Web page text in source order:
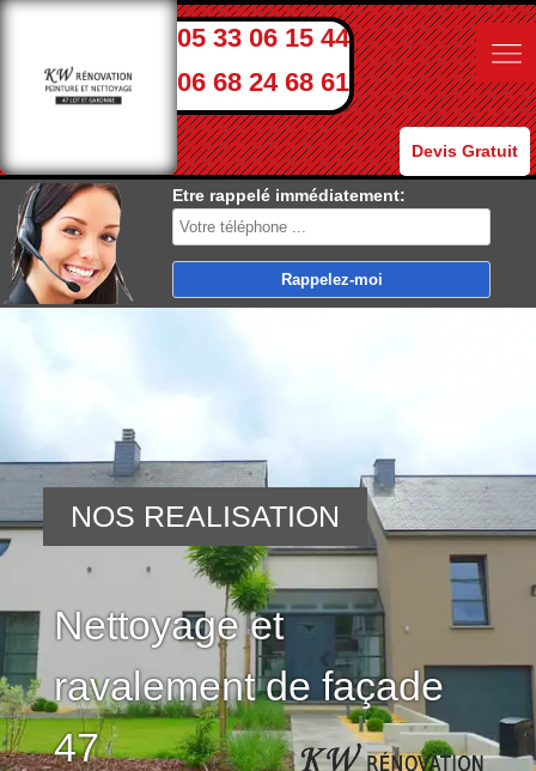
05 33 06 15 44
06 68 24 68 61
Devis Gratuit
Etre rappelé immédiatement:
Nettoyage et
ravalement de façade
47
NOS REALISATION